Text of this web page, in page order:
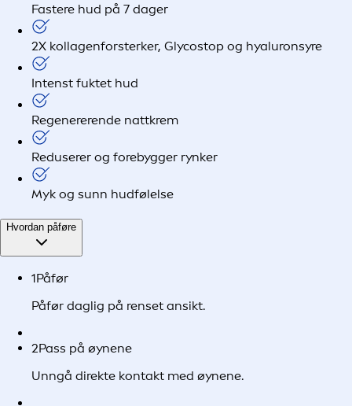
Fastere hud på 7 dager
2X kollagenforsterker, Glycostop og hyaluronsyre
Intenst fuktet hud
Regenererende nattkrem
Reduserer og forebygger rynker
Myk og sunn hudfølelse
Hvordan påføre
1Påfør
Påfør daglig på renset ansikt.
2Pass på øynene
Unngå direkte kontakt med øynene.